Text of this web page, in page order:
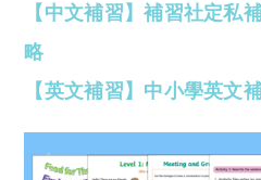
【中文補習】補習社定私
略
【英文補習】中小學英文